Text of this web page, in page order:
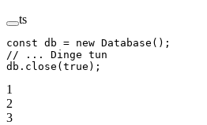
ts
const db = new Database ();
// ... Dinge tun
db. close ( true );
1
2
3